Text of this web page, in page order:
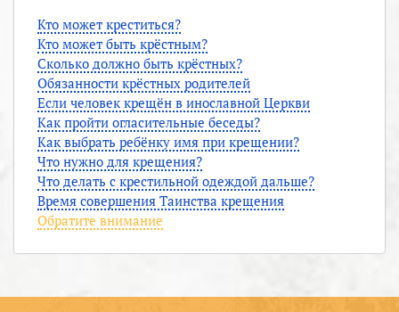
Кто может креститься?
Кто может быть крёстным?
Сколько должно быть крёстных?
Обязанности крёстных родителей
Если человек крещён в инославной Церкви
Как пройти огласительные беседы?
Как выбрать ребёнку имя при крещении?
Что нужно для крещения?
Что делать с крестильной одеждой дальше?
Время совершения Таинства крещения
Обратите внимание